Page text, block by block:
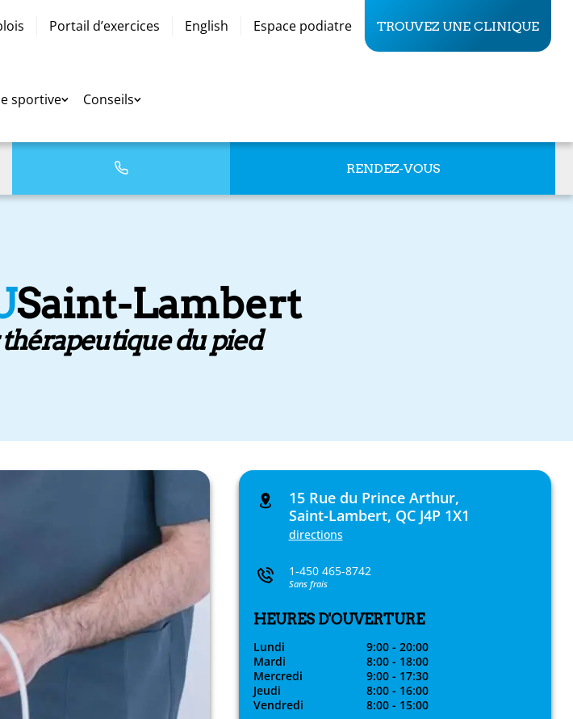
sportive Conseils
Portail d’exercices English Espace podiatre TROUVEZ UNE CLINIQUE
RENDEZ-VOUS
Saint-Lambert
du pied
15 Rue du Prince Arthur,
Saint-Lambert, QC J4P 1X1
directions
1-450 465-8742
Sans frais
HEURES D'OUVERTURE
Lundi
9:00 - 20:00
Mardi
8:00 - 18:00
Mercredi
9:00 - 17:30
Jeudi
8:00 - 16:00
Vendredi
8:00 - 15:00